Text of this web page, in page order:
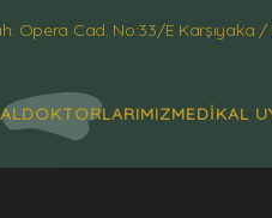
Opera Cad. No:33/E Karşıyaka /
DOKTORLARIMIZMEDİKAL